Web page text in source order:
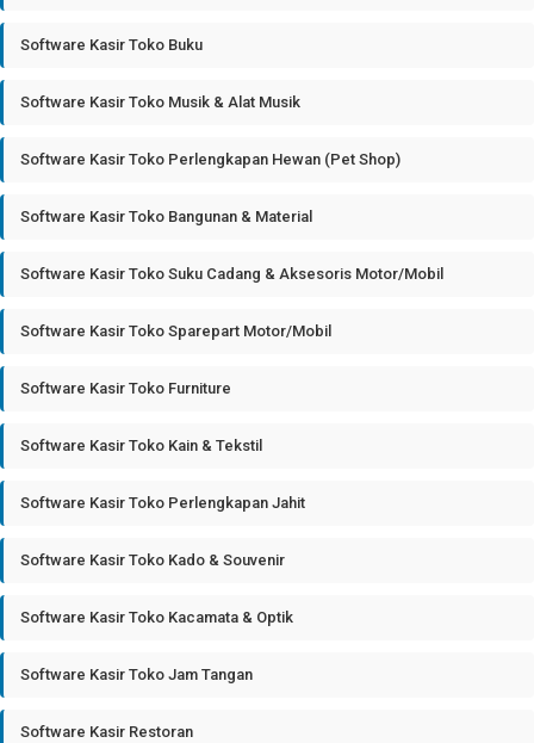
Software Kasir Toko Buku
Software Kasir Toko Musik & Alat Musik
Software Kasir Toko Perlengkapan Hewan (Pet Shop)
Software Kasir Toko Bangunan & Material
Software Kasir Toko Suku Cadang & Aksesoris Motor/Mobil
Software Kasir Toko Sparepart Motor/Mobil
Software Kasir Toko Furniture
Software Kasir Toko Kain & Tekstil
Software Kasir Toko Perlengkapan Jahit
Software Kasir Toko Kado & Souvenir
Software Kasir Toko Kacamata & Optik
Software Kasir Toko Jam Tangan
Software Kasir Restoran